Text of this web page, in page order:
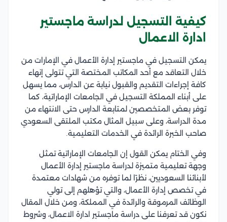
كيفية التسجيل لدراسة ماجستير
ادارة الاعمال
يمكن التسجيل في ماجستير إدارة الأعمال في الإمارات من
خلال التعاقد مع أحد المكاتب المختصة التي تتولى إنهاء
كافة إجراءات التقديم والقبول نيابة عن الدارس، مما يسهل
على أبناء المملكة التسجيل في الجامعات الإماراتية، كما
توفر بعض المتخصصين لمتابعة الدارس حتى الانتهاء من
مدة الدراسة، وعلى سبيل المثال مكتب الملتقى السعودي
صاحب الخبرة الرائدة في الخدمات التعليمية.
وفي الختام يمكن القول إن الجامعات الإماراتية تمثل
وجهة تعليمية متميزة لدراسة ماجستير إدارة الأعمال
لأبنائنا السعوديين، نظرًا لما توفره من شهادات معتمدة
في تخصص إدارة الأعمال، والتي تؤهلهم إلى تولي
الوظائف المرموقة والرائدة في المملكة، ومن خلال المقال
نكون قد تعرفنا على دراسة ماجستير ادارة الاعمال، وشروط